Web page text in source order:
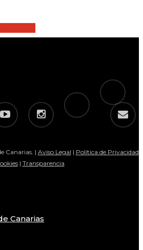
instagram
telegram
tiktok
email
Canarias. | Aviso Legal | Política de Privacidad
| Transparencia
Canarias